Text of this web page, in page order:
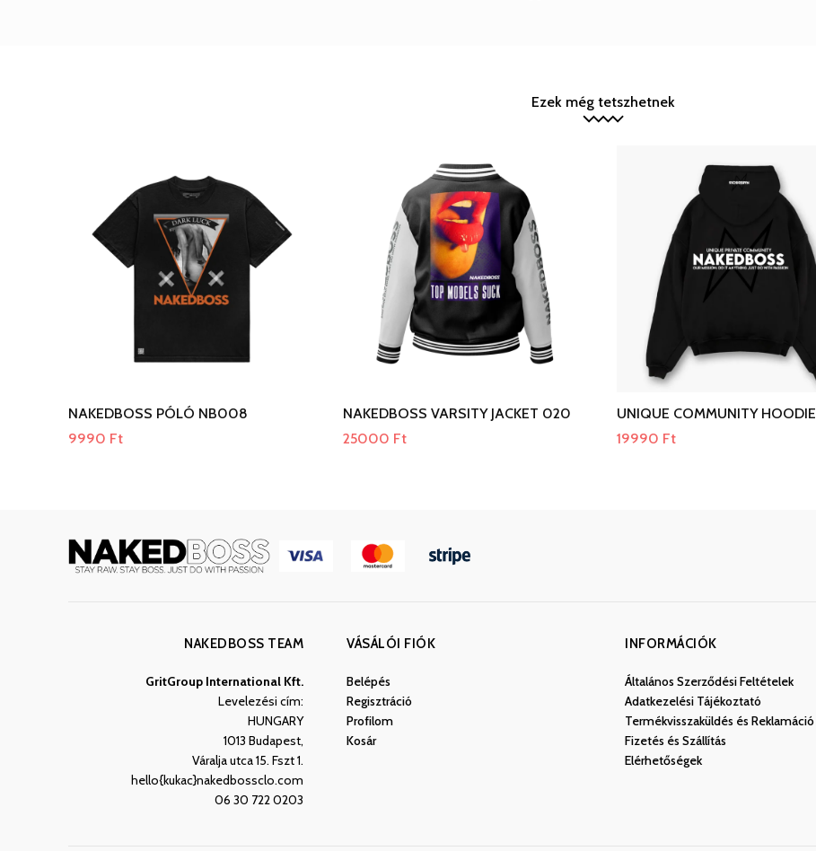
Ezek még tetszhetnek
NAKEDBOSS PÓLÓ NB008
9990 Ft
NAKEDBOSS VARSITY JACKET 020
25000 Ft
UNIQUE COMMUNITY HOODIE
19990 Ft
NAKEDBOSS TEAM
GritGroup International Kft.
Levelezési cím:
HUNGARY
1013 Budapest,
Váralja utca 15. Fszt 1.
hello{kukac}nakedbossclo.com
06 30 722 0203
VÁSÁLÓI FIÓK
Belépés
Regisztráció
Profilom
Kosár
INFORMÁCIÓK
Általános Szerződési Feltételek
Adatkezelési Tájékoztató
Termékvisszaküldés és Reklamáció
Fizetés és Szállítás
Elérhetőségek